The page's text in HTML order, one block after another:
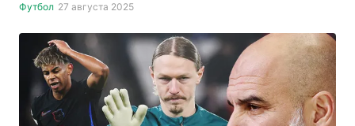
Футбол 27 августа 2025